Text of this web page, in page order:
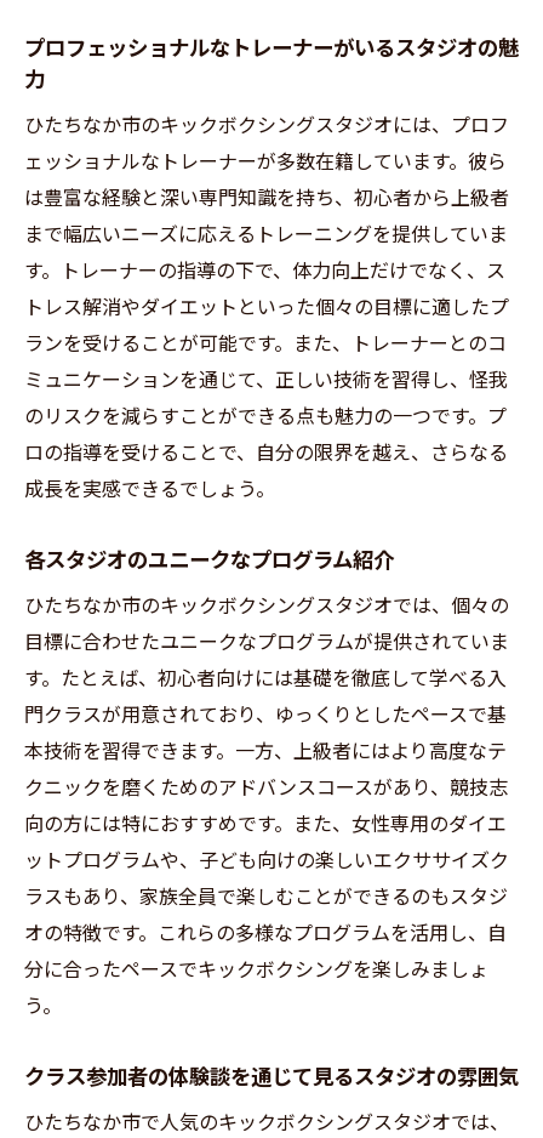
プロフェッショナルなトレーナーがいるスタジオの魅
力
ひたちなか市のキックボクシングスタジオには、プロフ
ェッショナルなトレーナーが多数在籍しています。彼ら
は豊富な経験と深い専門知識を持ち、初心者から上級者
まで幅広いニーズに応えるトレーニングを提供していま
す。トレーナーの指導の下で、体力向上だけでなく、ス
トレス解消やダイエットといった個々の目標に適したプ
ランを受けることが可能です。また、トレーナーとのコ
ミュニケーションを通じて、正しい技術を習得し、怪我
のリスクを減らすことができる点も魅力の一つです。プ
ロの指導を受けることで、自分の限界を越え、さらなる
成長を実感できるでしょう。
各スタジオのユニークなプログラム紹介
ひたちなか市のキックボクシングスタジオでは、個々の
目標に合わせたユニークなプログラムが提供されていま
す。たとえば、初心者向けには基礎を徹底して学べる入
門クラスが用意されており、ゆっくりとしたペースで基
本技術を習得できます。一方、上級者にはより高度なテ
クニックを磨くためのアドバンスコースがあり、競技志
向の方には特におすすめです。また、女性専用のダイエ
ットプログラムや、子ども向けの楽しいエクササイズク
ラスもあり、家族全員で楽しむことができるのもスタジ
オの特徴です。これらの多様なプログラムを活用し、自
分に合ったペースでキックボクシングを楽しみましょ
う。
クラス参加者の体験談を通じて見るスタジオの雰囲気
ひたちなか市で人気のキックボクシングスタジオでは、